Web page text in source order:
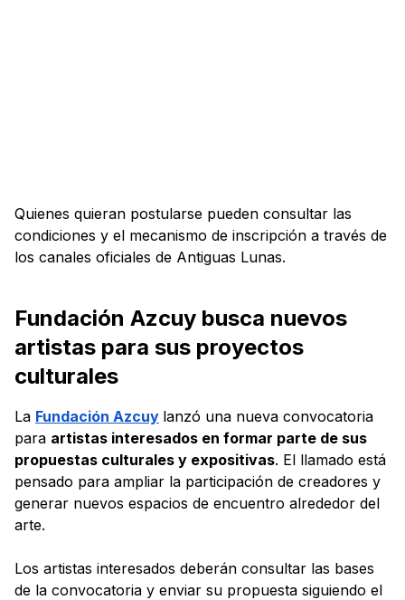
Quienes quieran postularse pueden consultar las
condiciones y el mecanismo de inscripción a través de
los canales oficiales de Antiguas Lunas.
Fundación Azcuy busca nuevos
artistas para sus proyectos
culturales
La Fundación Azcuy lanzó una nueva convocatoria
para artistas interesados en formar parte de sus
propuestas culturales y expositivas. El llamado está
pensado para ampliar la participación de creadores y
generar nuevos espacios de encuentro alrededor del
arte.
Los artistas interesados deberán consultar las bases
de la convocatoria y enviar su propuesta siguiendo el